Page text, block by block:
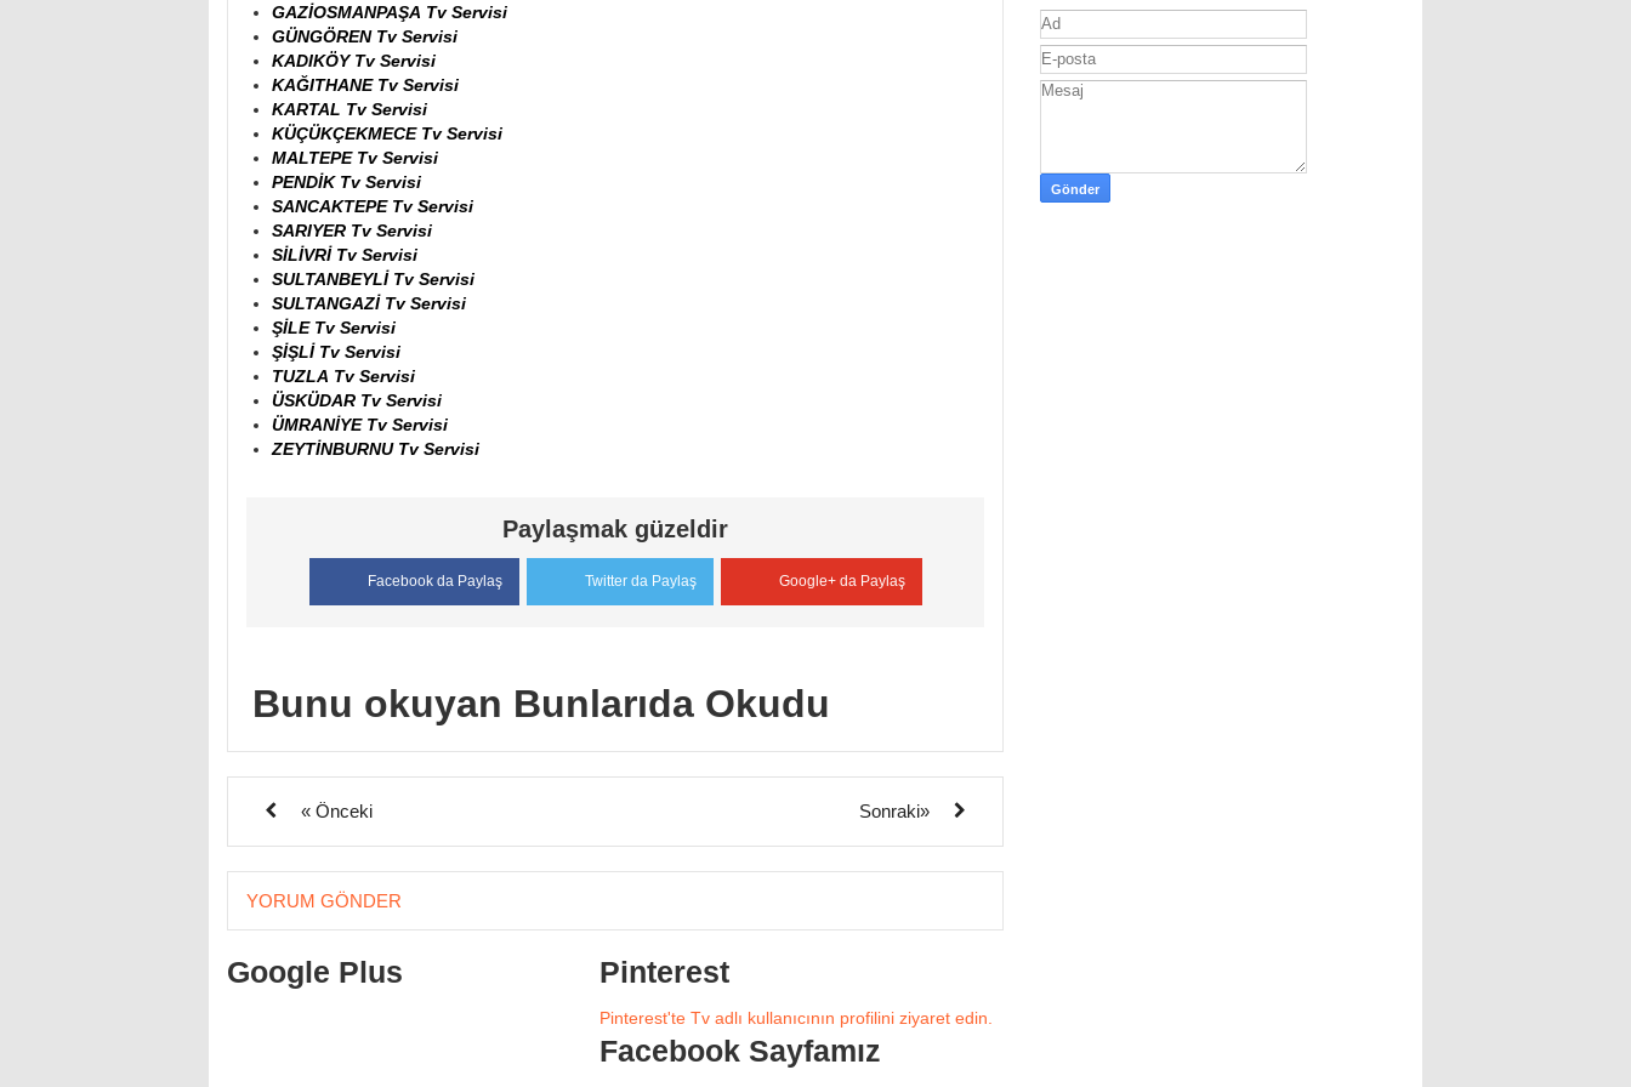
GAZİOSMANPAŞA Tv Servisi
GÜNGÖREN Tv Servisi
KADIKÖY Tv Servisi
KAĞITHANE Tv Servisi
KARTAL Tv Servisi
KÜÇÜKÇEKMECE Tv Servisi
MALTEPE Tv Servisi
PENDİK Tv Servisi
SANCAKTEPE Tv Servisi
SARIYER Tv Servisi
SİLİVRİ Tv Servisi
SULTANBEYLİ Tv Servisi
SULTANGAZİ Tv Servisi
ŞİLE Tv Servisi
ŞİŞLİ Tv Servisi
TUZLA Tv Servisi
ÜSKÜDAR Tv Servisi
ÜMRANİYE Tv Servisi
ZEYTİNBURNU Tv Servisi
Paylaşmak güzeldir
Facebook da Paylaş Twitter da Paylaş Google+ da Paylaş
Bunu okuyan Bunlarıda Okudu
« Önceki Sonraki»
YORUM GÖNDER
Google Plus Pinterest
Pinterest'te Tv adlı kullanıcının profilini ziyaret edin.
Facebook Sayfamız